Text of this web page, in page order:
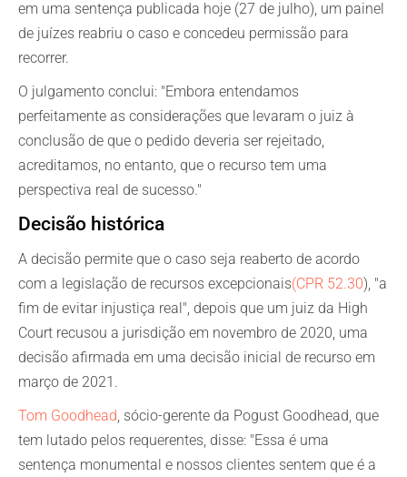
em uma sentença publicada hoje (27 de julho), um painel
de juízes reabriu o caso e concedeu permissão para
recorrer.
O julgamento conclui: "Embora entendamos
perfeitamente as considerações que levaram o juiz à
conclusão de que o pedido deveria ser rejeitado,
acreditamos, no entanto, que o recurso tem uma
perspectiva real de sucesso."
Decisão histórica
A decisão permite que o caso seja reaberto de acordo
com a legislação de recursos excepcionais(CPR 52.30), "a
fim de evitar injustiça real", depois que um juiz da High
Court recusou a jurisdição em novembro de 2020, uma
decisão afirmada em uma decisão inicial de recurso em
março de 2021.
Tom Goodhead, sócio-gerente da Pogust Goodhead, que
tem lutado pelos requerentes, disse: "Essa é uma
sentença monumental e nossos clientes sentem que é a